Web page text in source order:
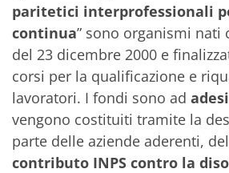
paritetici interprofessionali
continua” sono organismi nati
del 23 dicembre 2000 e
corsi per la qualificazione e
lavoratori. I fondi sono ad
vengono costituiti tramite la
parte delle aziende aderenti,
contributo INPS contro la